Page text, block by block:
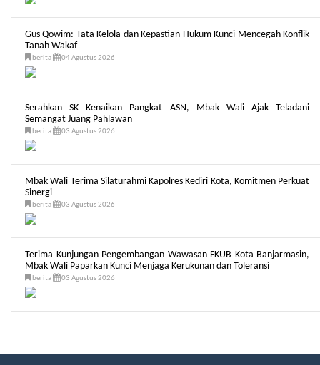
Gus Qowim: Tata Kelola dan Kepastian Hukum Kunci Mencegah Konflik
Tanah Wakaf
berita 04 Agustus 2026
Serahkan SK Kenaikan Pangkat ASN, Mbak Wali Ajak Teladani
Semangat Juang Pahlawan
berita 03 Agustus 2026
Mbak Wali Terima Silaturahmi Kapolres Kediri Kota, Komitmen Perkuat
Sinergi
berita 03 Agustus 2026
Terima Kunjungan Pengembangan Wawasan FKUB Kota Banjarmasin,
Mbak Wali Paparkan Kunci Menjaga Kerukunan dan Toleransi
berita 03 Agustus 2026